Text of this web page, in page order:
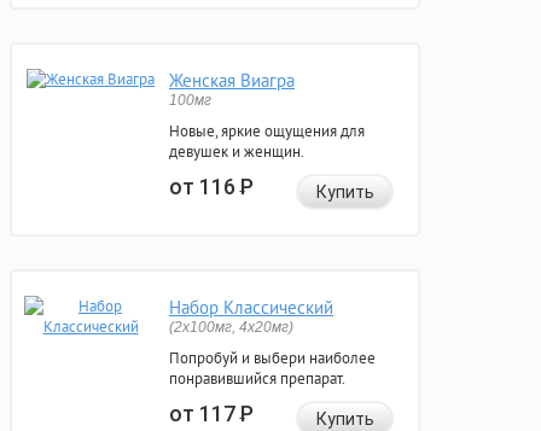
Женская Виагра
100мг
Новые, яркие ощущения для
девушек и женщин.
от 116Р Купить
Набор Классический
(2x100мг, 4x20мг)
Попробуй и выбери наиболее
понравившийся препарат.
от 117Р Купить